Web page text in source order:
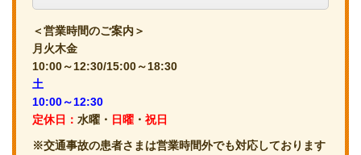
＜営業時間のご案内＞
月火木金
10:00～12:30/15:00～18:30
土
10:00～12:30
定休日： 水曜・ 日曜 ・ 祝日
※交通事故の患者さまは営業時間外でも対応しております